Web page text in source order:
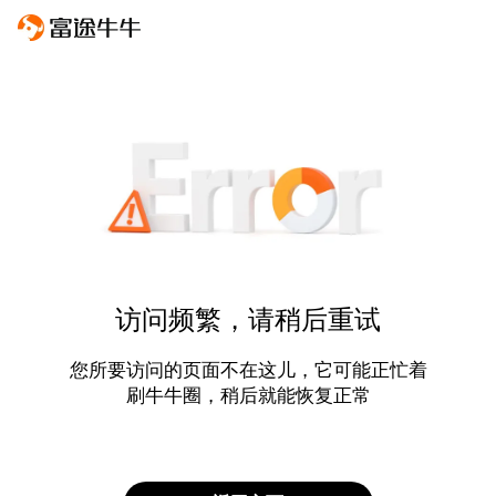
访问频繁，请稍后重试
您所要访问的页面不在这儿，它可能正忙着
刷牛牛圈，稍后就能恢复正常